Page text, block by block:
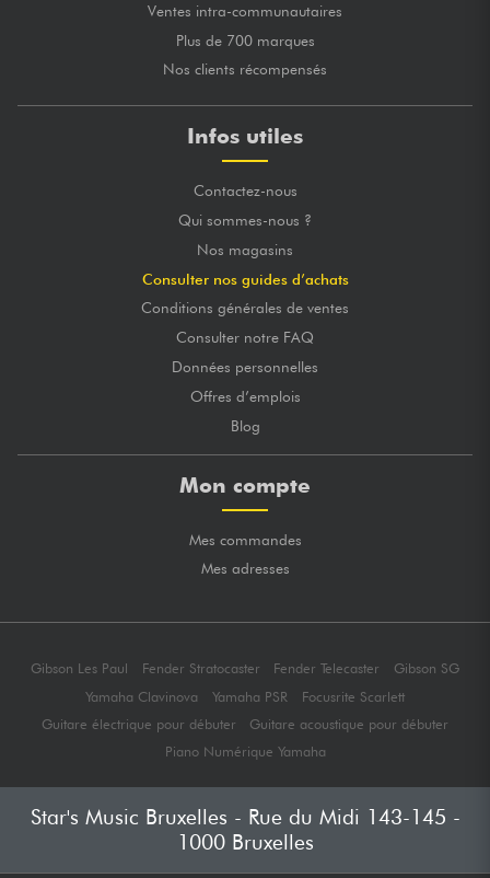
Ventes intra-communautaires
Plus de 700 marques
Nos clients récompensés
Infos utiles
Contactez-nous
Qui sommes-nous ?
Nos magasins
Consulter nos guides d’achats
Conditions générales de ventes
Consulter notre FAQ
Données personnelles
Offres d’emplois
Blog
Mon compte
Mes commandes
Mes adresses
Gibson Les Paul Fender Stratocaster Fender Telecaster
Gibson SG
Yamaha Clavinova
Yamaha PSR
Focusrite Scarlett
Guitare électrique pour débuter
Guitare acoustique pour débuter
Piano Numérique Yamaha
Star's Music Bruxelles - Rue du Midi 143-145 -
1000 Bruxelles